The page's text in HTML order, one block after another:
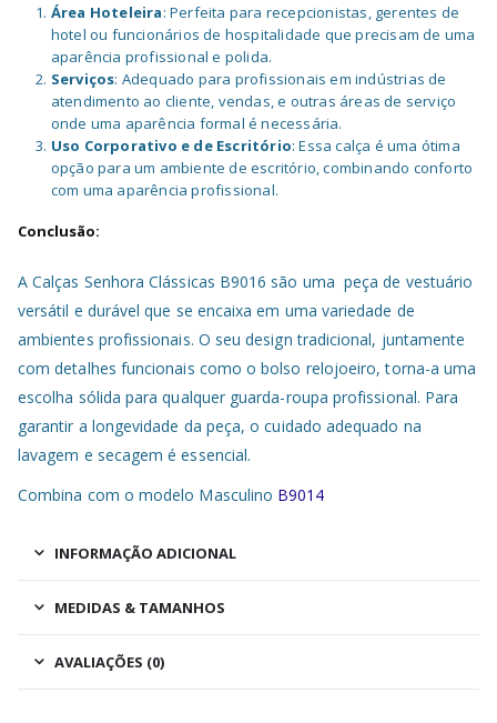
Área Hoteleira: Perfeita para recepcionistas, gerentes de
hotel ou funcionários de hospitalidade que precisam de uma
aparência profissional e polida.
Serviços: Adequado para profissionais em indústrias de
atendimento ao cliente, vendas, e outras áreas de serviço
onde uma aparência formal é necessária.
Uso Corporativo e de Escritório: Essa calça é uma ótima
opção para um ambiente de escritório, combinando conforto
com uma aparência profissional.
Conclusão:
A Calças Senhora Clássicas B9016 são uma peça de vestuário
versátil e durável que se encaixa em uma variedade de
ambientes profissionais. O seu design tradicional, juntamente
com detalhes funcionais como o bolso relojoeiro, torna-a uma
escolha sólida para qualquer guarda-roupa profissional. Para
garantir a longevidade da peça, o cuidado adequado na
lavagem e secagem é essencial.
Combina com o modelo Masculino B9014
INFORMAÇÃO ADICIONAL
MEDIDAS & TAMANHOS
AVALIAÇÕES (0)